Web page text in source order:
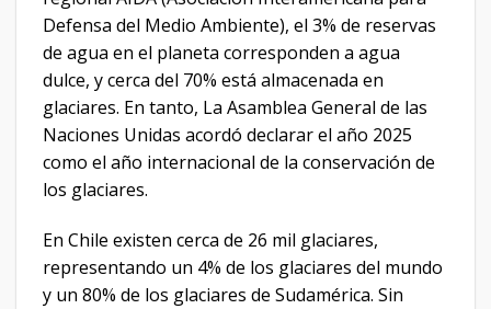
Defensa del Medio Ambiente), el 3% de reservas
de agua en el planeta corresponden a agua
dulce, y cerca del 70% está almacenada en
glaciares. En tanto, La Asamblea General de las
Naciones Unidas acordó declarar el año 2025
como el año internacional de la conservación de
los glaciares.
En Chile existen cerca de 26 mil glaciares,
representando un 4% de los glaciares del mundo
y un 80% de los glaciares de Sudamérica. Sin